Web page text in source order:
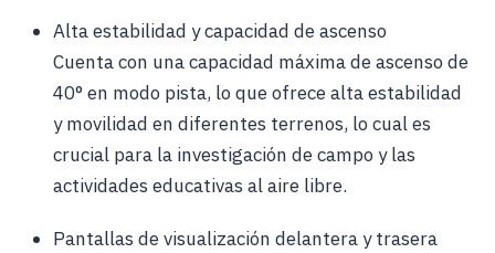
Alta estabilidad y capacidad de ascenso
Cuenta con una capacidad máxima de ascenso de
40° en modo pista, lo que ofrece alta estabilidad
y movilidad en diferentes terrenos, lo cual es
crucial para la investigación de campo y las
actividades educativas al aire libre.
Pantallas de visualización delantera y trasera